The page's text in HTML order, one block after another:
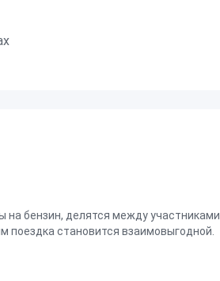
на бензин, делятся между участниками
поездка становится взаимовыгодной.